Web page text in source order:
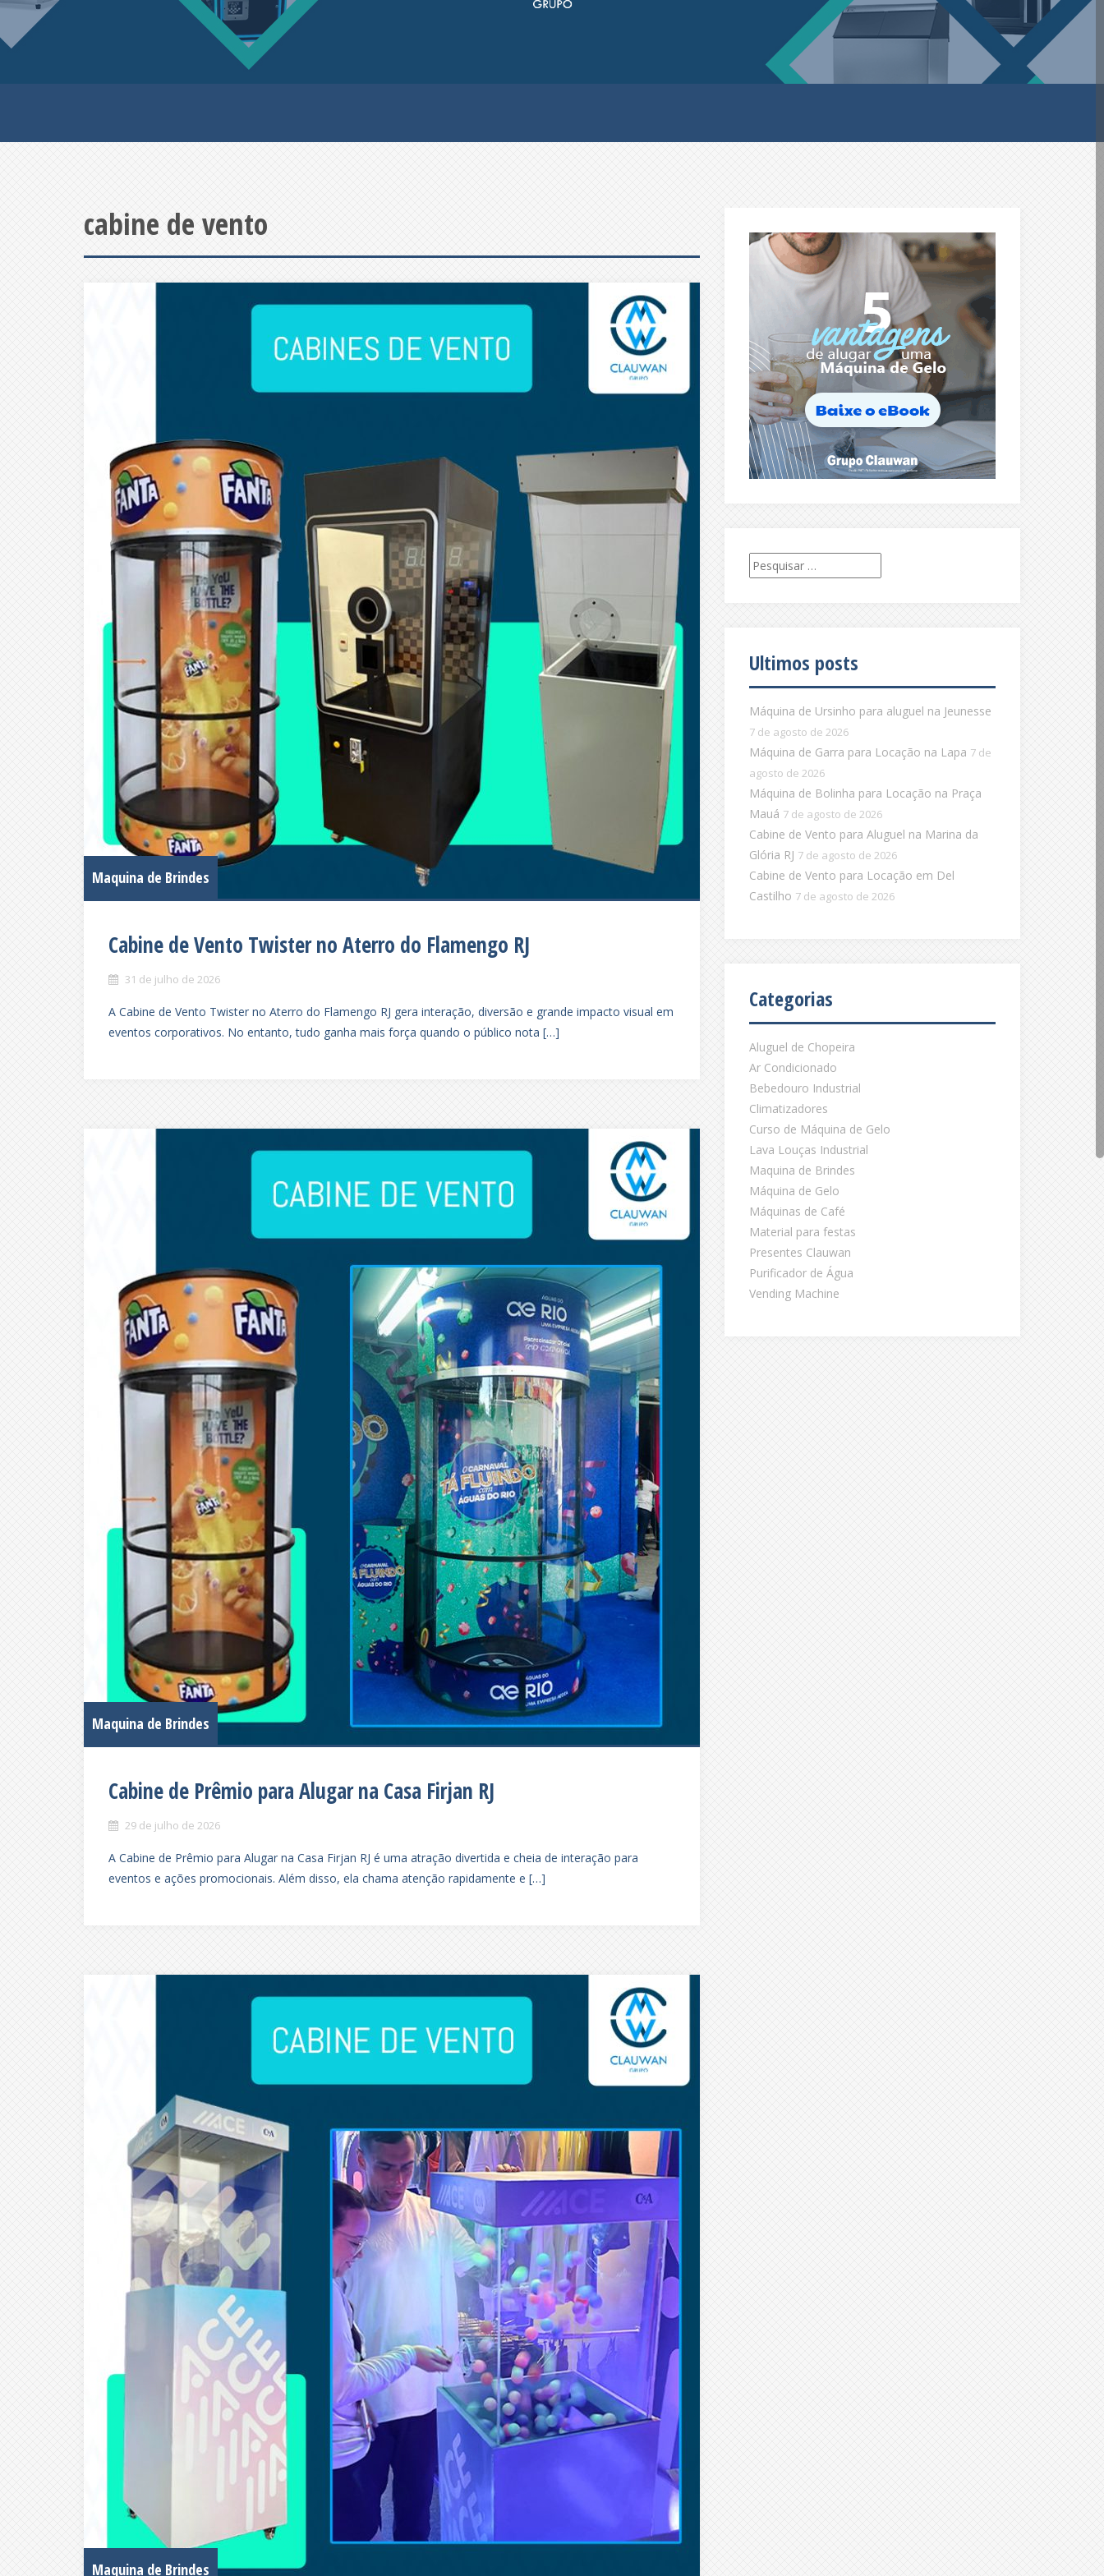
cabine de vento
Maquina de Brindes
Cabine de Vento Twister no Aterro do Flamengo RJ
31 de julho de 2026
A Cabine de Vento Twister no Aterro do Flamengo RJ gera interação, diversão e grande impacto visual em
eventos corporativos. No entanto, tudo ganha mais força quando o público nota […]
Maquina de Brindes
Cabine de Prêmio para Alugar na Casa Firjan RJ
29 de julho de 2026
A Cabine de Prêmio para Alugar na Casa Firjan RJ é uma atração divertida e cheia de interação para
eventos e ações promocionais. Além disso, ela chama atenção rapidamente e […]
Maquina de Brindes
Pesquisar
por:
Ultimos posts
Máquina de Ursinho para aluguel na Jeunesse
7 de agosto de 2026
Máquina de Garra para Locação na Lapa 7 de
agosto de 2026
Máquina de Bolinha para Locação na Praça
Mauá 7 de agosto de 2026
Cabine de Vento para Aluguel na Marina da
Glória RJ 7 de agosto de 2026
Cabine de Vento para Locação em Del
Castilho 7 de agosto de 2026
Categorias
Aluguel de Chopeira
Ar Condicionado
Bebedouro Industrial
Climatizadores
Curso de Máquina de Gelo
Lava Louças Industrial
Maquina de Brindes
Máquina de Gelo
Máquinas de Café
Material para festas
Presentes Clauwan
Purificador de Água
Vending Machine